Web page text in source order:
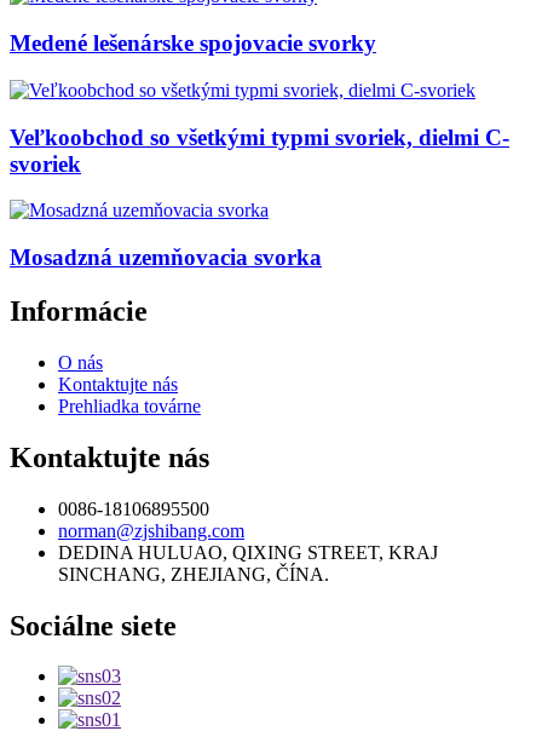
Medené lešenárske spojovacie svorky
Veľkoobchod so všetkými typmi svoriek, dielmi C-
svoriek
Mosadzná uzemňovacia svorka
Informácie
O nás
Kontaktujte nás
Prehliadka továrne
Kontaktujte nás
0086-18106895500
norman@zjshibang.com
DEDINA HULUAO, QIXING STREET, KRAJ
SINCHANG, ZHEJIANG, ČÍNA.
Sociálne siete